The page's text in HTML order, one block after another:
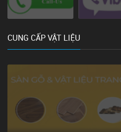
CUNG CẤP VẬT LIỆU